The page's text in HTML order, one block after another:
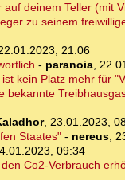
deinem Teller (mit
zu seinem
21:06
- paranoia,
kein Platz mehr für
bekannte
, 23.01.2023,
Staates"- nereus,
09:34
Co2-Verbrauch